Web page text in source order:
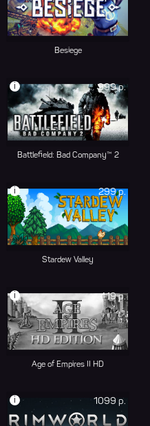
Besiege
999 р.
i
Battlefield: Bad Company™ 2
299 р.
i
Stardew Valley
419 р.
i
Age of Empires II HD
1099 р.
i